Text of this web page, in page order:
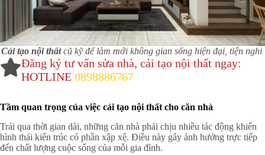
Cải tạo nội thấtcũ kỹ để làm mới không gian sống hiện đại, tiện nghi
Đăng ký tư vấn sửa nhà, cải tạo nội thất ngay:
HOTLINE 0898886767
Tầm quan trọng của việc cải tạo nội thất cho căn nhà
Trải qua thời gian dài, những căn nhà phải chịu nhiều tác động khiến
hình thái kiến trúc có phần xập xệ. Điều này gây ảnh hưởng trực tiếp
đến chất lượng cuộc sống của mỗi gia đình.